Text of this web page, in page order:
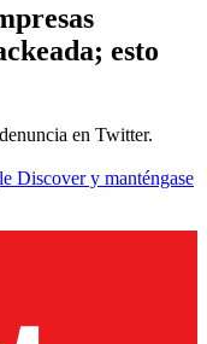
esto
en Twitter.
Discover y manténgase